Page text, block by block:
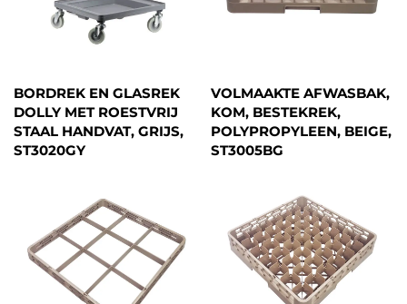
BORDREK EN GLASREK
DOLLY MET ROESTVRIJ
STAAL HANDVAT, GRIJS,
ST3020GY
VOLMAAKTE AFWASBAK,
KOM, BESTEKREK,
POLYPROPYLEEN, BEIGE,
ST3005BG